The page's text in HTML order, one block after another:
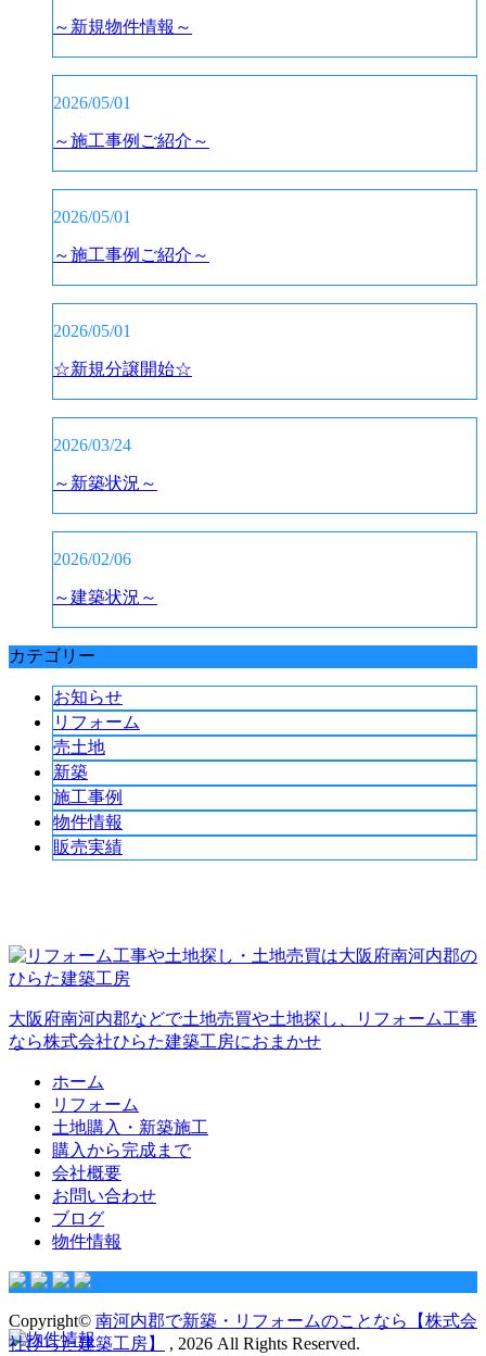
～新規物件情報～
2026/05/01
～施工事例ご紹介～
2026/05/01
～施工事例ご紹介～
2026/05/01
☆新規分譲開始☆
2026/03/24
～新築状況～
2026/02/06
～建築状況～
カテゴリー
お知らせ
リフォーム
売土地
新築
施工事例
物件情報
販売実績
大阪府南河内郡などで土地売買や土地探し、リフォーム工事
なら株式会社ひらた建築工房におまかせ
ホーム
リフォーム
土地購入・新築施工
購入から完成まで
会社概要
お問い合わせ
ブログ
物件情報
Copyright© 南河内郡で新築・リフォームのことなら【株式会
社ひらた建築工房】
, 2026 All Rights Reserved.